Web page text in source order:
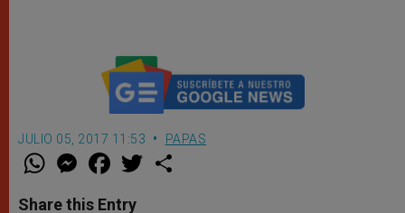
JULIO 05, 2017 11:53 PAPAS
W
t
M
e
s
F
a
e
w
Share this Entry